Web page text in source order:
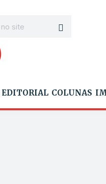
EDITORIAL COLUNAS